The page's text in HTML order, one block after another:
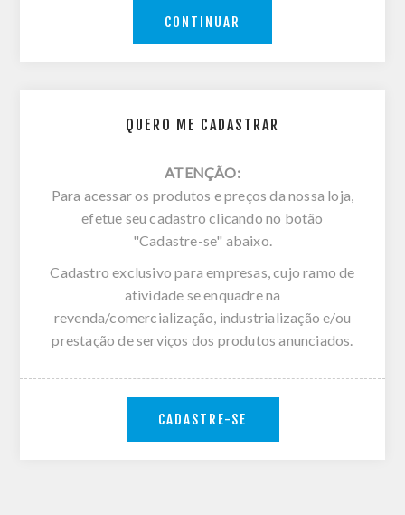
QUERO ME CADASTRAR
ATENÇÃO:
Para acessar os produtos e preços da nossa loja,
efetue seu cadastro clicando no botão
"Cadastre-se" abaixo.
Cadastro exclusivo para empresas, cujo ramo de
atividade se enquadre na
revenda/comercialização, industrialização e/ou
prestação de serviços dos produtos anunciados.
CADASTRE-SE
CONTINUAR